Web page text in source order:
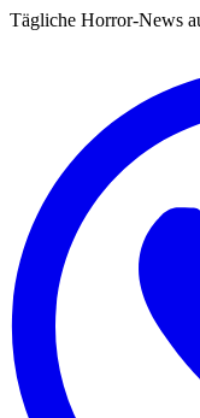
Tägliche Horror-News